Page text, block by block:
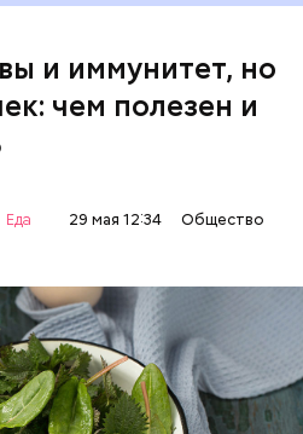
и иммунитет, но
чем полезен и
Еда 29 мая 12:34 Общество
мочекаменной
рекомендуется. При
синдроме
язвах и панкреатите
из рациона, —
может привести к
желудка и раздражать